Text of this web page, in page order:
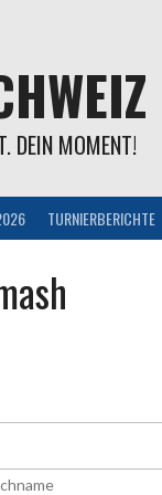
DEIN MOMENT!
TURNIERBERICHTE